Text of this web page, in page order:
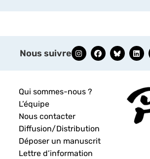
Nous suivre
Qui sommes-nous ?
L’équipe
Nous contacter
Diffusion/Distribution
Déposer un manuscrit
Lettre d’information